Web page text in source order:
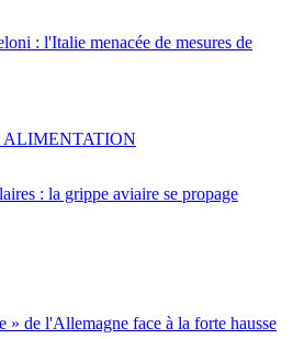
: l'Italie menacée de mesures de
: la grippe aviaire se propage
» de l'Allemagne face à la forte hausse